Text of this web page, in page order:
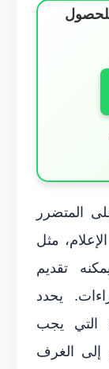
المتضرر
مثل
تقديم
يحدد
التي يجب
إلى الغرف